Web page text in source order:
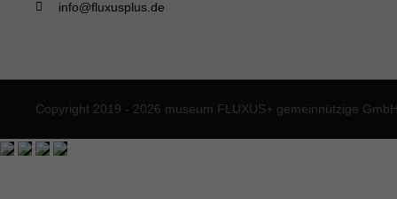
info@fluxusplus.de
Copyright 2019 - 2026 museum FLUXUS+ gemeinnützige